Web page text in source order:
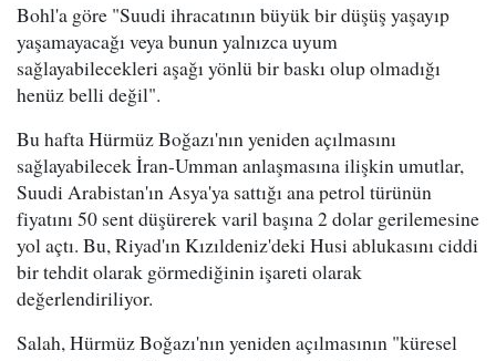
Bohl'a göre "Suudi ihracatının büyük bir düşüş yaşayıp
yaşamayacağı veya bunun yalnızca uyum
sağlayabilecekleri aşağı yönlü bir baskı olup olmadığı
henüz belli değil".
Bu hafta Hürmüz Boğazı'nın yeniden açılmasını
sağlayabilecek İran-Umman anlaşmasına ilişkin umutlar,
Suudi Arabistan'ın Asya'ya sattığı ana petrol türünün
fiyatını 50 sent düşürerek varil başına 2 dolar gerilemesine
yol açtı. Bu, Riyad'ın Kızıldeniz'deki Husi ablukasını ciddi
bir tehdit olarak görmediğinin işareti olarak
değerlendiriliyor.
Salah, Hürmüz Boğazı'nın yeniden açılmasının "küresel